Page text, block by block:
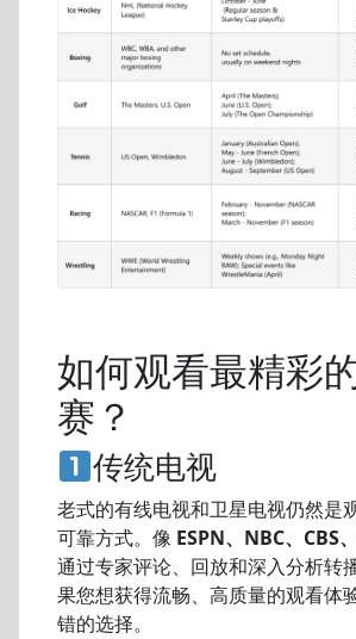
如何观看最精彩
赛？
传统电视
老式的有线电视和卫星电视仍然是
可靠方式。像 ESPN、NBC、CBS
通过专家评论、回放和深入分析转
果您想获得流畅、高质量的观看体
错的选择。